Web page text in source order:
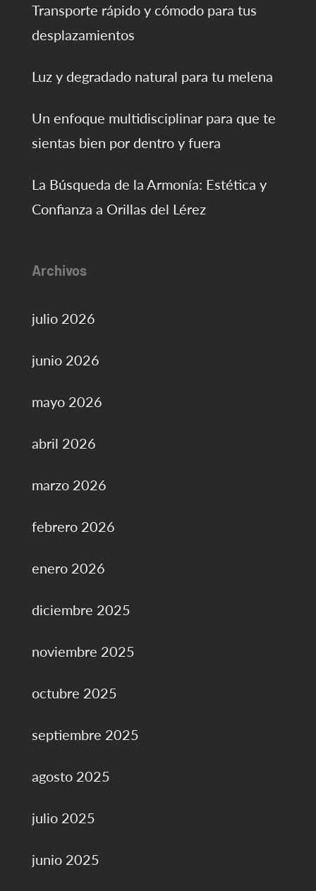
Transporte rápido y cómodo para tus
desplazamientos
Luz y degradado natural para tu melena
Un enfoque multidisciplinar para que te
sientas bien por dentro y fuera
La Búsqueda de la Armonía: Estética y
Confianza a Orillas del Lérez
Archivos
julio 2026
junio 2026
mayo 2026
abril 2026
marzo 2026
febrero 2026
enero 2026
diciembre 2025
noviembre 2025
octubre 2025
septiembre 2025
agosto 2025
julio 2025
junio 2025